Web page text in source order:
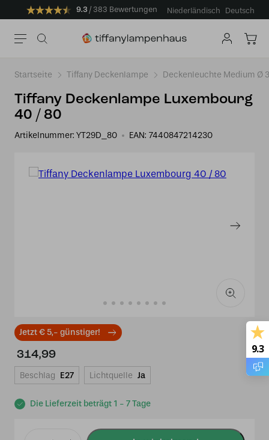
9.3 383 Bewertungen Niederländisch Deutsch
Startseite Tiffany Deckenlampe Deckenleuchte Medium Ø
Tiffany Deckenlampe Luxembourg
40 / 80
Artikelnummer: YT29D_80 EAN: 7440847214230
Jetzt € 5,- günstiger!
Die Lieferzeit beträgt 1 - 7 Tage
314,99
Beschlag E27 Lichtquelle Ja
9.3